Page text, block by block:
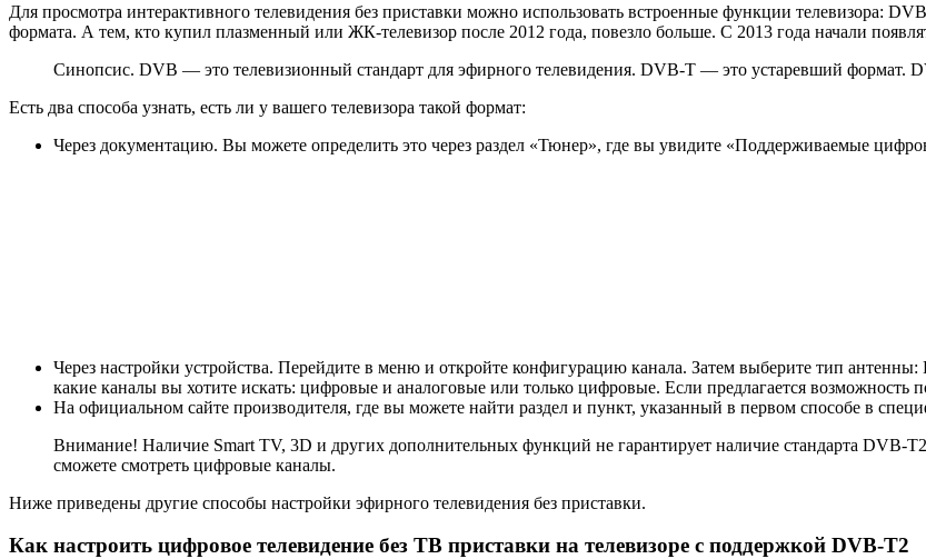
Для просмотра интерактивного телевидения без приставки можно использовать встроенные функции телевизора:
формата. А тем, кто купил плазменный или ЖК-телевизор после 2012 года, повезло больше. С 2013 года начали
Синопсис. DVB — это телевизионный стандарт для эфирного телевидения. DVB-T — это устаревший формат.
Есть два способа узнать, есть ли у вашего телевизора такой формат:
Через документацию. Вы можете определить это через раздел «Тюнер», где вы увидите «Поддерживаемые
Через настройки устройства. Перейдите в меню и откройте конфигурацию канала. Затем выберите тип
какие каналы вы хотите искать: цифровые и аналоговые или только цифровые. Если предлагается возможность
На официальном сайте производителя, где вы можете найти раздел и пункт, указанный в первом способе в
Внимание! Наличие Smart TV, 3D и других дополнительных функций не гарантирует наличие стандарта
сможете смотреть цифровые каналы.
Ниже приведены другие способы настройки эфирного телевидения без приставки.
Как настроить цифровое телевидение без ТВ приставки на телевизоре с поддержкой DVB-T2